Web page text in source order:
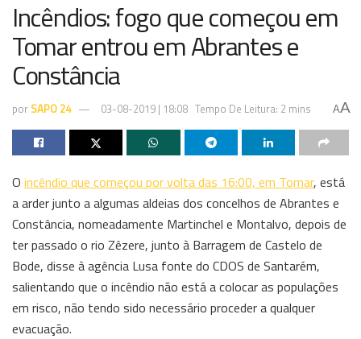
Incêndios: fogo que começou em
Tomar entrou em Abrantes e
Constância
por SAPO 24 03-08-2019 | 18:08 Tempo De Leitura: 2 mins AA
O incêndio que começou por volta das 16:00, em Tomar, está
a arder junto a algumas aldeias dos concelhos de Abrantes e
Constância, nomeadamente Martinchel e Montalvo, depois de
ter passado o rio Zêzere, junto à Barragem de Castelo de
Bode, disse à agência Lusa fonte do CDOS de Santarém,
salientando que o incêndio não está a colocar as populações
em risco, não tendo sido necessário proceder a qualquer
evacuação.